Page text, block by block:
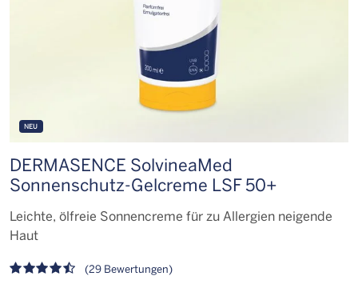
NEU
DERMASENCE SolvineaMed
Sonnenschutz-Gelcreme LSF 50+
Leichte, ölfreie Sonnencreme für zu Allergien neigende
Haut
(29 Bewertungen)